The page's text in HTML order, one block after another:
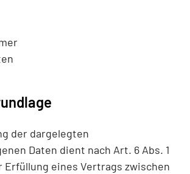
der dargelegten
Daten dient nach Art. 6 Abs. 1
Erfüllung eines Vertrags zwischen